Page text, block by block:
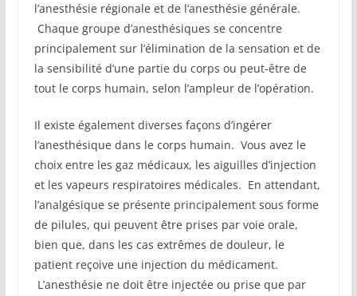
l’anesthésie régionale et de l’anesthésie générale.
Chaque groupe d’anesthésiques se concentre
principalement sur l’élimination de la sensation et de
la sensibilité d’une partie du corps ou peut-être de
tout le corps humain, selon l’ampleur de l’opération.
Il existe également diverses façons d’ingérer
l’anesthésique dans le corps humain. Vous avez le
choix entre les gaz médicaux, les aiguilles d’injection
et les vapeurs respiratoires médicales. En attendant,
l’analgésique se présente principalement sous forme
de pilules, qui peuvent être prises par voie orale,
bien que, dans les cas extrêmes de douleur, le
patient reçoive une injection du médicament.
L’anesthésie ne doit être injectée ou prise que par